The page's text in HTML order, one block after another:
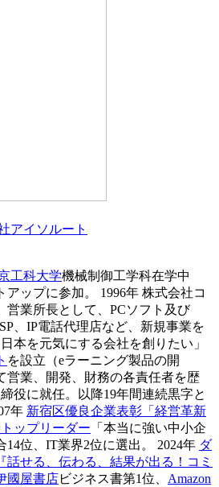
アイソルート
工科大学機械制御工学科在学中
ップに参加。 1996年 株式会社コ
営業所長として、PCソフト及び
、IP電話代理店など、新規事業を
本を元気にする会社を創りたい」
を設立（eラーニング製品の開
営業、開発、財務の各責任者を歴
役に就任。以降19年間連続黒字と
年 新宿区優良企業表彰「経営革新
ップリーダー 「本当に強い中小企
位、IT業界2位に選出。 2024年 ダ
『話せる、伝わる、結果が出る！コミ
國屋書店ビジネス書第1位、 Amazon